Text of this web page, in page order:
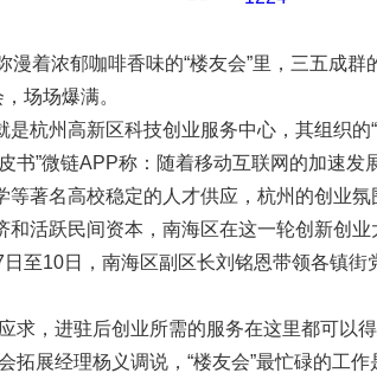
漫着浓郁咖啡香味的“楼友会”里，三五成
场场爆满。
是杭州高新区科技创业服务中心，其组织
书”微链APP称：随着移动互联网的加速
等著名高校稳定的人才供应，杭州的创业
和活跃民间资本，南海区在这一轮创新创
至10日，南海区副区长刘铭恩带领各镇街
求，进驻后创业所需的服务在这里都可以
拓展经理杨义调说，“楼友会”最忙碌的工作